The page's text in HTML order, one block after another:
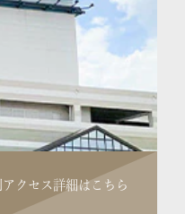
アクセス詳細はこちら